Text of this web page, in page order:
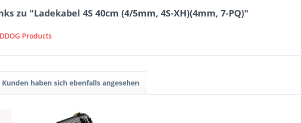
zu "Ladekabel 4S 40cm (4/5mm, 4S-XH)(4mm, 7-PQ)"
Products
Kunden haben sich ebenfalls angesehen